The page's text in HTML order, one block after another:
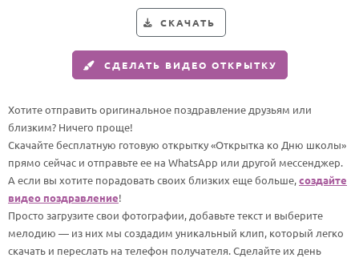
Все родственники
ПЕРСОНАЛЬНЫЕ
Пожелания
По именам
По годам
СКАЧАТЬ
СДЕЛАТЬ ВИДЕО ОТКРЫТКУ
Хотите отправить оригинальное поздравление друзьям или
близким? Ничего проще!
Скачайте бесплатную готовую открытку «Открытка ко Дню школы»
прямо сейчас и отправьте ее на WhatsApp или другой мессенджер.
А если вы хотите порадовать своих близких еще больше,создайте
видео поздравление!
Просто загрузите свои фотографии, добавьте текст и выберите
мелодию — из них мы создадим уникальный клип, который легко
скачать и переслать на телефон получателя. Сделайте их день